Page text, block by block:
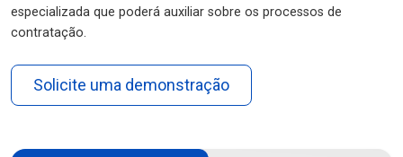
especializada que poderá auxiliar sobre os processos de
contratação.
Solicite uma demonstração